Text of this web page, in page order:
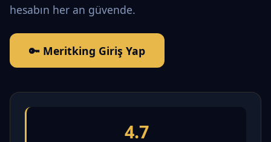
hesabın her an güvende.
🔑 Meritking Giriş Yap
4.7